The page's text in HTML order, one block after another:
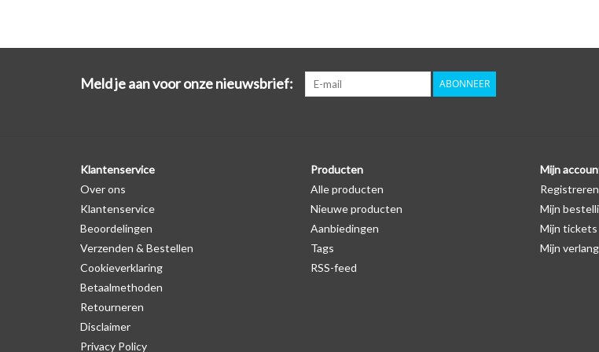
het autosleutel hoesje,
wel zichtbaar is. U kunt dit
Merk: SleutelCover
Geschikt voor:
Gewicht: 20g
Meld je aan voor onze nieuwsbrief: ABONNEER
Klantenservice
Over ons
Klantenservice
Beoordelingen
Verzenden & Bestellen
Cookieverklaring
Betaalmethoden
Retourneren
Disclaimer
Privacy Policy
Producten
Alle producten
Nieuwe producten
Aanbiedingen
Tags
RSS-feed
Mijn
Registreren
Mijn
Mijn tickets
Mijn